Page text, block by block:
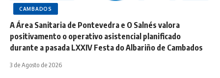
CAMBADOS
A Área Sanitaria de Pontevedra e O Salnés valora
positivamento o operativo asistencial planificado
durante a pasada LXXIV Festa do Albariño de Cambados
3 de Agosto de 2026